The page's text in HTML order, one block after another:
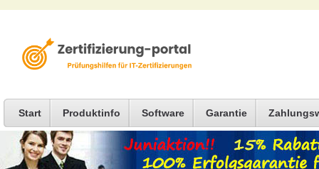
Start Produktinfo Software Garantie